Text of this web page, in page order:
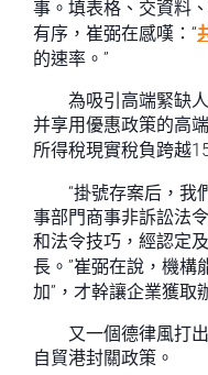
事。填表格、交資料
有序，崔弼在感嘆：“
的速率。”
為吸引高端緊缺
并享用優惠政策的高
所得稅現實稅負跨越
“掛號存案后，我
事部門商事非訴訟法
和法令技巧，經認定
長。”崔弼在說，機構
加”，才幹讓企業獲取
又一個德律風打
自貿港封關政策。